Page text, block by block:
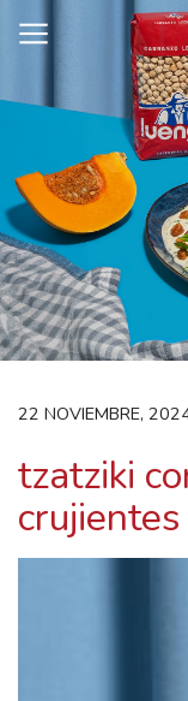
content
22 NOVIEMBRE,
tzatziki